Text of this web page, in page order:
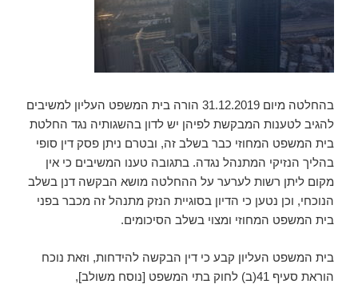
בהחלטה מיום 31.12.2019 הורה בית המשפט העליון למשיבים
להגיב לטענות המבקשת לפיהן יש לדון בהשגותיה נגד החלטת
בית המשפט המחוזי כבר בשלב זה, ובטרם ניתן פסק דין סופי
בהליך הנזיקי המתנהל נגדה. בתגובה טענו המשיבים כי אין
מקום ליתן רשות לערער על ההחלטה מושא הבקשה דנן בשלב
הנוכחי, וכן נטען כי הדיון בסוגיית הנזק מתנהל זה מכבר בפני
בית המשפט המחוזי ומצוי בשלב הסיכומים.
בית המשפט העליון קבע כי דין הבקשה להידחות, וזאת נוכח
הוראת סעיף 41(ב) לחוק בתי המשפט [נוסח משולב],